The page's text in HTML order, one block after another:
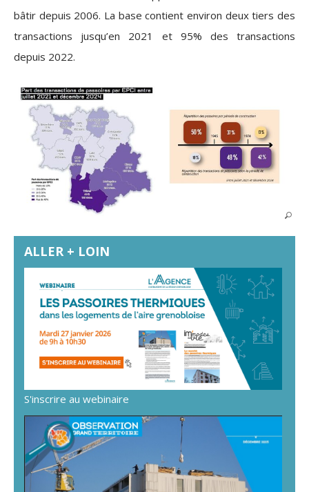
bâtir depuis 2006. La base contient environ deux tiers des
transactions jusqu’en 2021 et 95% des transactions
depuis 2022.
ALLER + LOIN
S'inscrire au webinaire